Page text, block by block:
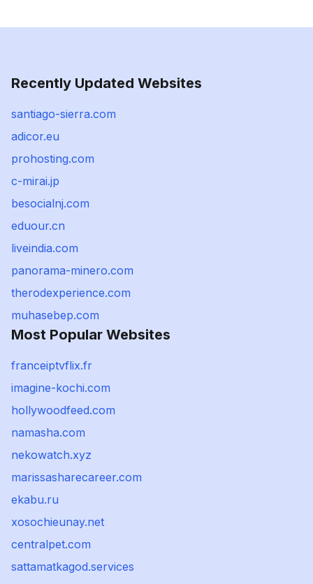
Recently Updated Websites
santiago-sierra.com
adicor.eu
prohosting.com
c-mirai.jp
besocialnj.com
eduour.cn
liveindia.com
panorama-minero.com
therodexperience.com
muhasebep.com
Most Popular Websites
franceiptvflix.fr
imagine-kochi.com
hollywoodfeed.com
namasha.com
nekowatch.xyz
marissasharecareer.com
ekabu.ru
xosochieunay.net
centralpet.com
sattamatkagod.services